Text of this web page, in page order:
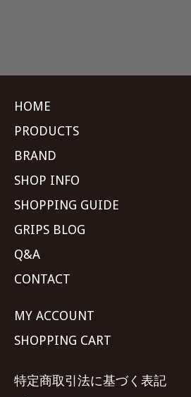
HOME
PRODUCTS
BRAND
SHOP INFO
SHOPPING GUIDE
GRIPS BLOG
Q&A
CONTACT
MY ACCOUNT
SHOPPING CART
特定商取引法に基づく表記